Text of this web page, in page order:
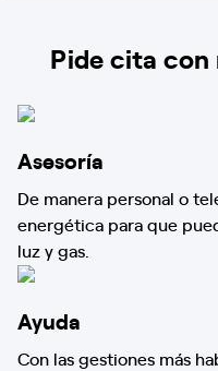
Pide cita
Asesoría
De manera personal o
energética para que
luz y gas.
Ayuda
Con las gestiones más